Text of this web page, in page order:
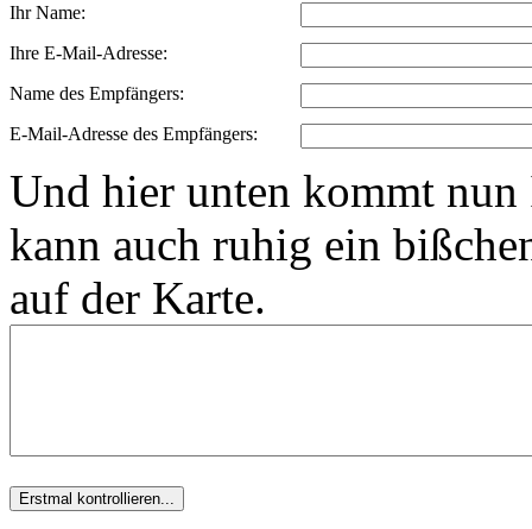
Ihr Name:
Ihre E-Mail-Adresse:
Name des Empfängers:
E-Mail-Adresse des Empfängers:
Und hier unten kommt
kann auch ruhig ein
auf der Karte.